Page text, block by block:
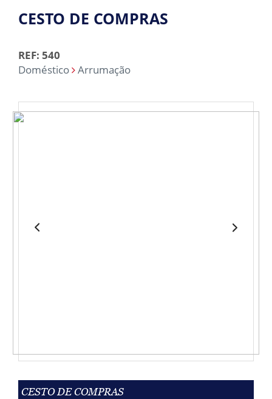
CESTO DE COMPRAS
REF: 540
Doméstico
Arrumação
CESTO DE COMPRAS